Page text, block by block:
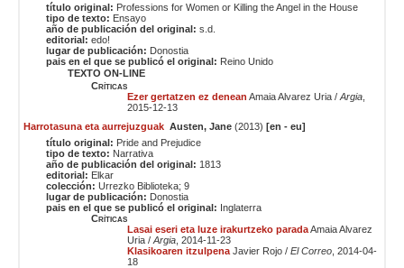
título original: Professions for Women or Killing the Angel in the House
tipo de texto: Ensayo
año de publicación del original: s.d.
editorial: edo!
lugar de publicación: Donostia
pais en el que se publicó el original: Reino Unido
TEXTO ON-LINE
Críticas
Ezer gertatzen ez denean Amaia Alvarez Uria /Argia
2015-12-13
Harrotasuna eta aurrejuzguak Austen, Jane (2013)[en - eu]
título original: Pride and Prejudice
tipo de texto: Narrativa
año de publicación del original: 1813
editorial: Elkar
colección: Urrezko Biblioteka; 9
lugar de publicación: Donostia
pais en el que se publicó el original: Inglaterra
Críticas
Lasai eseri eta luze irakurtzeko paradaAmaia Alvarez
Uria /Argia , 2014-11-23
Klasikoaren itzulpena Javier Rojo /El Correo , 2014-04-
18